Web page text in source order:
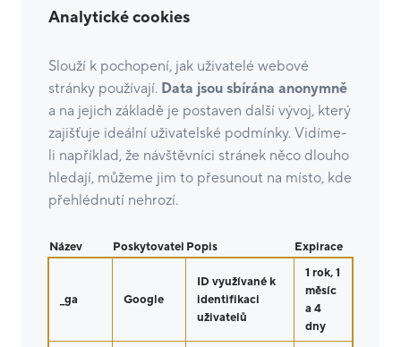
Analytické cookies
Slouží k pochopení, jak uživatelé webové
stránky používají. Data jsou sbírána anonymně
a na jejich základě je postaven další vývoj, který
zajišťuje ideální uživatelské podmínky. Vidíme-
li například, že návštěvníci stránek něco dlouho
hledají, můžeme jim to přesunout na místo, kde
přehlédnutí nehrozí.
Název Poskytovatel Popis Expirace
_ga Google
ID využívané k
identifikaci
uživatelů
1 rok, 1
měsíc
a 4
dny